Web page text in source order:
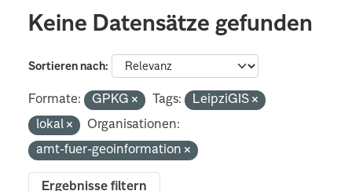
Keine Datensätze gefunden
Sortieren nach
Formate: GPKG Tags:
LeipziGIS
lokal
Organisationen:
amt-fuer-geoinformation
Ergebnisse filtern